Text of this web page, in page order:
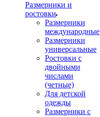
Размерники и
ростовки
Размерники
международные
Размерники
универсальные
Ростовки с
двойными
числами
(четные)
Для детской
одежды
Размерники с